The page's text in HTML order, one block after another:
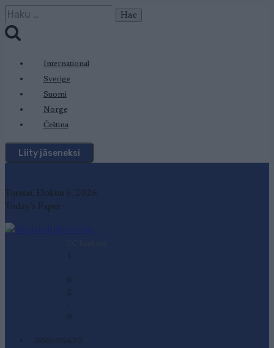
Siirry
sisältöön
Haku:
International
Sverige
Suomi
Norge
Čeština
Liity jäseneksi
Torstai, Elokuu 6, 2026
Today's Paper
1
-
0
2
-
0
JÄSENSISÄLTÖ